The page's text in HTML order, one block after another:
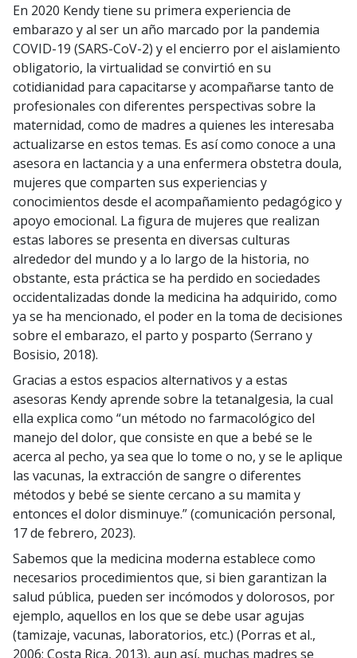
En 2020 Kendy tiene su primera experiencia de
embarazo y al ser un año marcado por la pandemia
COVID-19 (SARS-CoV-2) y el encierro por el aislamiento
obligatorio, la virtualidad se convirtió en su
cotidianidad para capacitarse y acompañarse tanto de
profesionales con diferentes perspectivas sobre la
maternidad, como de madres a quienes les interesaba
actualizarse en estos temas. Es así como conoce a una
asesora en lactancia y a una enfermera obstetra doula,
mujeres que comparten sus experiencias y
conocimientos desde el acompañamiento pedagógico y
apoyo emocional. La figura de mujeres que realizan
estas labores se presenta en diversas culturas
alrededor del mundo y a lo largo de la historia, no
obstante, esta práctica se ha perdido en sociedades
occidentalizadas donde la medicina ha adquirido, como
ya se ha mencionado, el poder en la toma de decisiones
sobre el embarazo, el parto y posparto (Serrano y
Bosisio, 2018).
Gracias a estos espacios alternativos y a estas
asesoras Kendy aprende sobre la tetanalgesia, la cual
ella explica como “un método no farmacológico del
manejo del dolor, que consiste en que a bebé se le
acerca al pecho, ya sea que lo tome o no, y se le aplique
las vacunas, la extracción de sangre o diferentes
métodos y bebé se siente cercano a su mamita y
entonces el dolor disminuye.” (comunicación personal,
17 de febrero, 2023).
Sabemos que la medicina moderna establece como
necesarios procedimientos que, si bien garantizan la
salud pública, pueden ser incómodos y dolorosos, por
ejemplo, aquellos en los que se debe usar agujas
(tamizaje, vacunas, laboratorios, etc.) (Porras et al.,
2006; Costa Rica, 2013), aun así, muchas madres se